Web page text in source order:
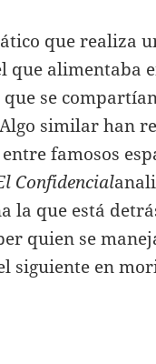
que realiza
que alimentaba
se
similar han
famosos
Confidencial
la que está
quien se
siguiente en